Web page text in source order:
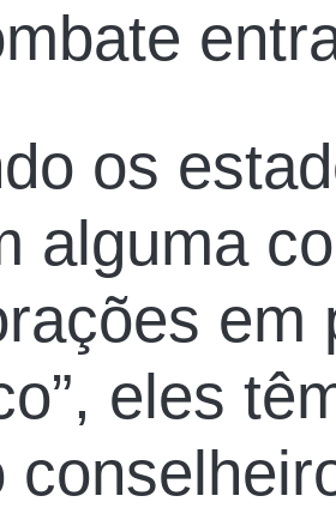
os
alguma
em
eles